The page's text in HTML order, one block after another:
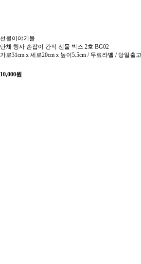
선물이야기몰
단체 행사 손잡이 간식 선물 박스 2호 BG02
가로31cm x 세로20cm x 높이5.5cm / 무료라벨 / 당일출고
10,000원